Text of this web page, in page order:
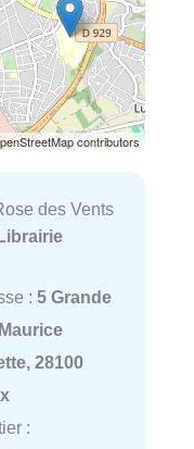
contributors
des Vents
: 5 Grande
28100
: